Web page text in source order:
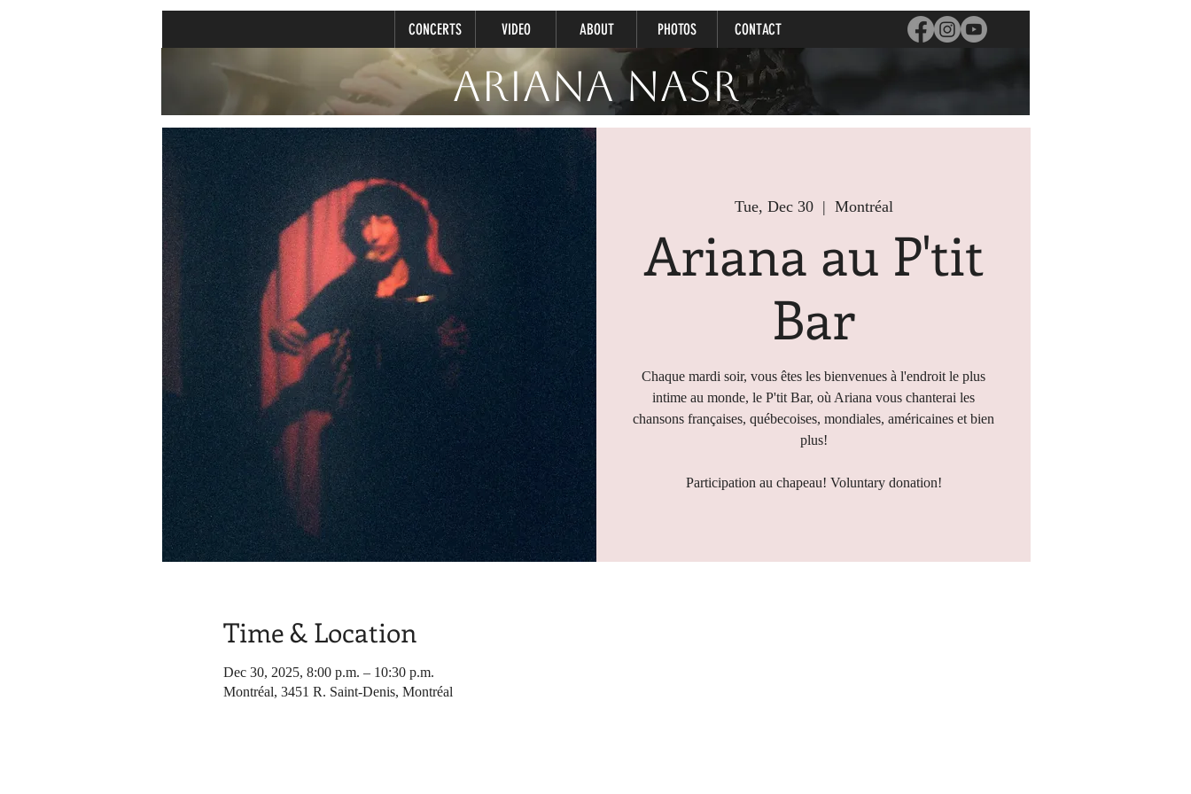
CONCERTS VIDEO ABOUT PHOTOS CONTACT
Ariana Nasr
Tue, Dec 30
  |
Montréal
Ariana au P'tit
Bar
Chaque mardi soir, vous êtes les bienvenues à l'endroit le plus
intime au monde, le P'tit Bar, où Ariana vous chanterai les
chansons françaises, québecoises, mondiales, américaines et bien
plus!
Participation au chapeau! Voluntary donation!
Time & Location
Dec 30, 2025, 8:00 p.m. – 10:30 p.m.
Montréal, 3451 R. Saint-Denis, Montréal